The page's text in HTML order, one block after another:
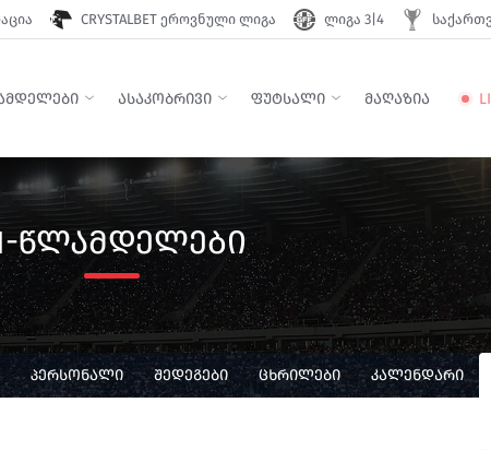
CRYSTALBET ეროვნული ლიგა ლიგა 3|4
ᲐᲡᲐᲙᲝᲑᲠᲘᲕᲘ ᲤᲣᲢᲡᲐᲚᲘ ᲛᲐᲦᲐᲖᲘᲐ
ᲬᲚᲐᲛᲓᲔᲚᲔᲑᲘ
ᲞᲔᲠᲡᲝᲜᲐᲚᲘ ᲨᲔᲓᲔᲒᲔᲑᲘ ᲪᲮᲠᲘᲚᲔᲑᲘ ᲙᲐᲚᲔᲜᲓᲐᲠᲘ